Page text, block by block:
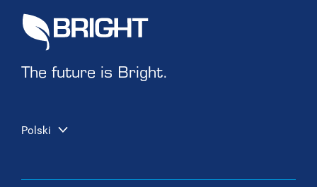
The future is Bright.
Polski